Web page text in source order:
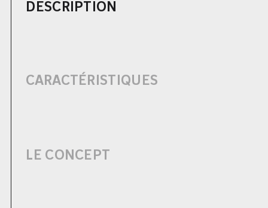
DESCRIPTION
CARACTÉRISTIQUES
LE CONCEPT